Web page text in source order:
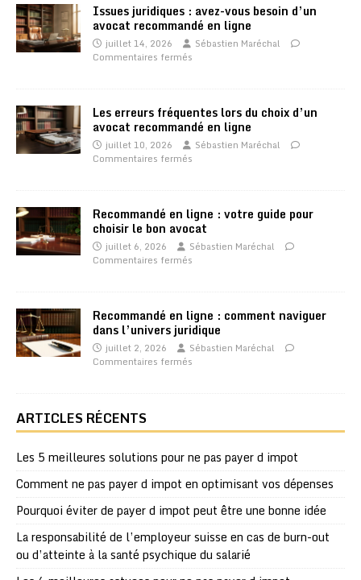
Issues juridiques : avez-vous besoin d’un
avocat recommandé en ligne
juillet 14, 2026
Sébastien Maréchal
Commentaires fermés
Les erreurs fréquentes lors du choix d’un
avocat recommandé en ligne
juillet 10, 2026
Sébastien Maréchal
Commentaires fermés
Recommandé en ligne : votre guide pour
choisir le bon avocat
juillet 6, 2026
Sébastien Maréchal
Commentaires fermés
Recommandé en ligne : comment naviguer
dans l’univers juridique
juillet 2, 2026
Sébastien Maréchal
Commentaires fermés
ARTICLES RÉCENTS
Les 5 meilleures solutions pour ne pas payer d impot
Comment ne pas payer d impot en optimisant vos dépenses
Pourquoi éviter de payer d impot peut être une bonne idée
La responsabilité de l’employeur suisse en cas de burn-out
ou d’atteinte à la santé psychique du salarié